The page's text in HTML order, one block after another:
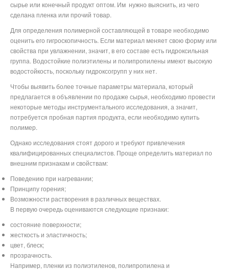
сырье или конечный продукт оптом. Им нужно выяснить, из чего
сделана пленка или прочий товар.
Для определения полимерной составляющей в товаре необходимо
оценить его гигроскопичность. Если материал меняет свою форму или
свойства при увлажнении, значит, в его составе есть гидроксильная
группа. Водостойкие полиэтилены и полипропилены имеют высокую
водостойкость, поскольку гидроксогрупп у них нет.
Чтобы выявить более точные параметры материала, который
предлагается в объявлении по продаже сырья, необходимо провести
некоторые методы инструментального исследования, а значит,
потребуется пробная партия продукта, если необходимо купить
полимер.
Однако исследования стоят дорого и требуют привлечения
квалифицированных специалистов. Проще определить материал по
внешним признакам и свойствам:
Поведению при нагревании;
Принципу горения;
Возможности растворения в различных веществах.
В первую очередь оцениваются следующие признаки:
состояние поверхности;
жесткость и эластичность;
цвет, блеск;
прозрачность.
Например, пленки из полиэтиленов, полипропилена и